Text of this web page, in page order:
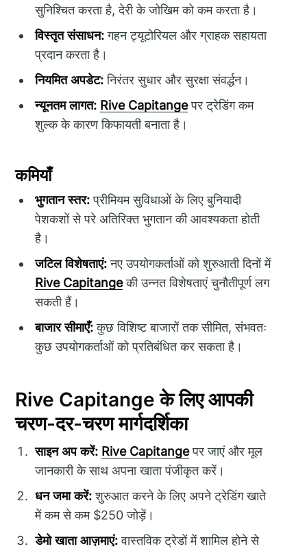
सुनिश्चित करता है, देरी के जोखिम को कम करता है।
विस्तृत संसाधन:गहन ट्यूटोरियल और ग्राहक सहायता
प्रदान करता है।
नियमित अपडेट:निरंतर सुधार और सुरक्षा संवर्द्धन।
न्यूनतम लागत: Rive Capitangeपर ट्रेडिंग कम
शुल्क के कारण किफायती बनाता है।
कमियाँ
भुगतान स्तर:प्रीमियम सुविधाओं के लिए बुनियादी
पेशकशों से परे अतिरिक्त भुगतान की आवश्यकता होती
है।
जटिल विशेषताएं:नए उपयोगकर्ताओं को शुरुआती दिनों में
Rive Capitangeकी उन्नत विशेषताएं चुनौतीपूर्ण लग
सकती हैं।
बाजार सीमाएँ:कुछ विशिष्ट बाजारों तक सीमित, संभवतः
कुछ उपयोगकर्ताओं को प्रतिबंधित कर सकता है।
Rive Capitange के लिए आपकी
चरण-दर-चरण मार्गदर्शिका
साइन अप करें: Rive Capitangeपर जाएं और मूल
जानकारी के साथ अपना खाता पंजीकृत करें।
धन जमा करें:शुरुआत करने के लिए अपने ट्रेडिंग खाते
में कम से कम $250 जोड़ें।
डेमो खाता आज़माएं:वास्तविक ट्रेडों में शामिल होने से